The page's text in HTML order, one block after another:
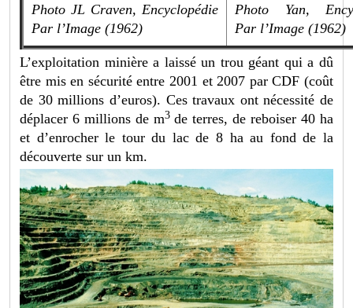
Photo JL Craven, Encyclopédie
Par l’Image (1962)
Photo Yan,
Par l’Image (1962)
L’exploitation minière a laissé un trou géant qui a dû
être mis en sécurité entre 2001 et 2007 par CDF (coût
de 30 millions d’euros). Ces travaux ont nécessité de
déplacer 6 millions de m3 de terres, de reboiser 40 ha
et d’enrocher le tour du lac de 8 ha au fond de la
découverte sur un km.